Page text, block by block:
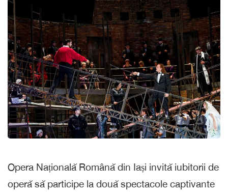
Opera Națională Română din Iași invită iubitorii de
operă să participe la două spectacole captivante